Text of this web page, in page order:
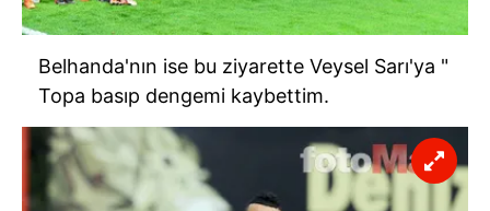
Belhanda'nın ise bu ziyarette Veysel Sarı'ya "
Topa basıp dengemi kaybettim.